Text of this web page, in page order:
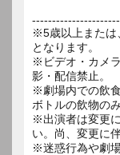
※5歳以上または
となります。
※ビデオ・カメ
影・配信禁止。
※劇場内での飲
ボトルの飲物の
※出演者は変更
い。尚、変更に
※迷惑行為や劇